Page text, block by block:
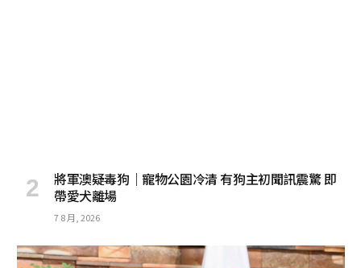
將軍澳疑毒狗｜寵物公園冷清 有狗主初聞訊震驚 即
帶愛犬離場
7 8 月, 2026